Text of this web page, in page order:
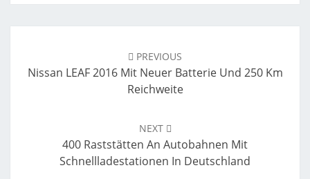
PREVIOUS
Nissan LEAF 2016 Mit Neuer Batterie Und 250 Km
Reichweite
NEXT
400 Raststätten An Autobahnen Mit
Schnellladestationen In Deutschland